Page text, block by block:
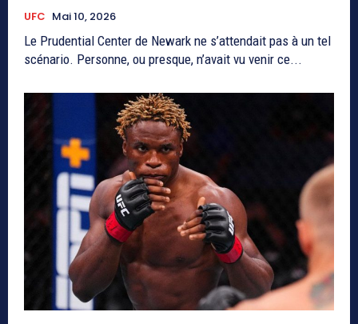
UFC Mai 10, 2026
Le Prudential Center de Newark ne s’attendait pas à un tel
scénario. Personne, ou presque, n’avait vu venir ce...